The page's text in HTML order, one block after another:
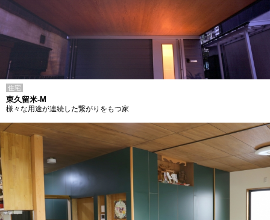
住宅
東久留米-M
様々な用途が連続した繋がりをもつ家